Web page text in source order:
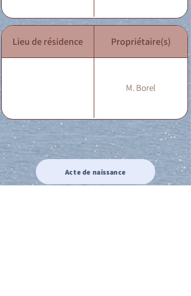
Lieu de résidence Propriétaire(s)
M. Borel
Acte de naissance